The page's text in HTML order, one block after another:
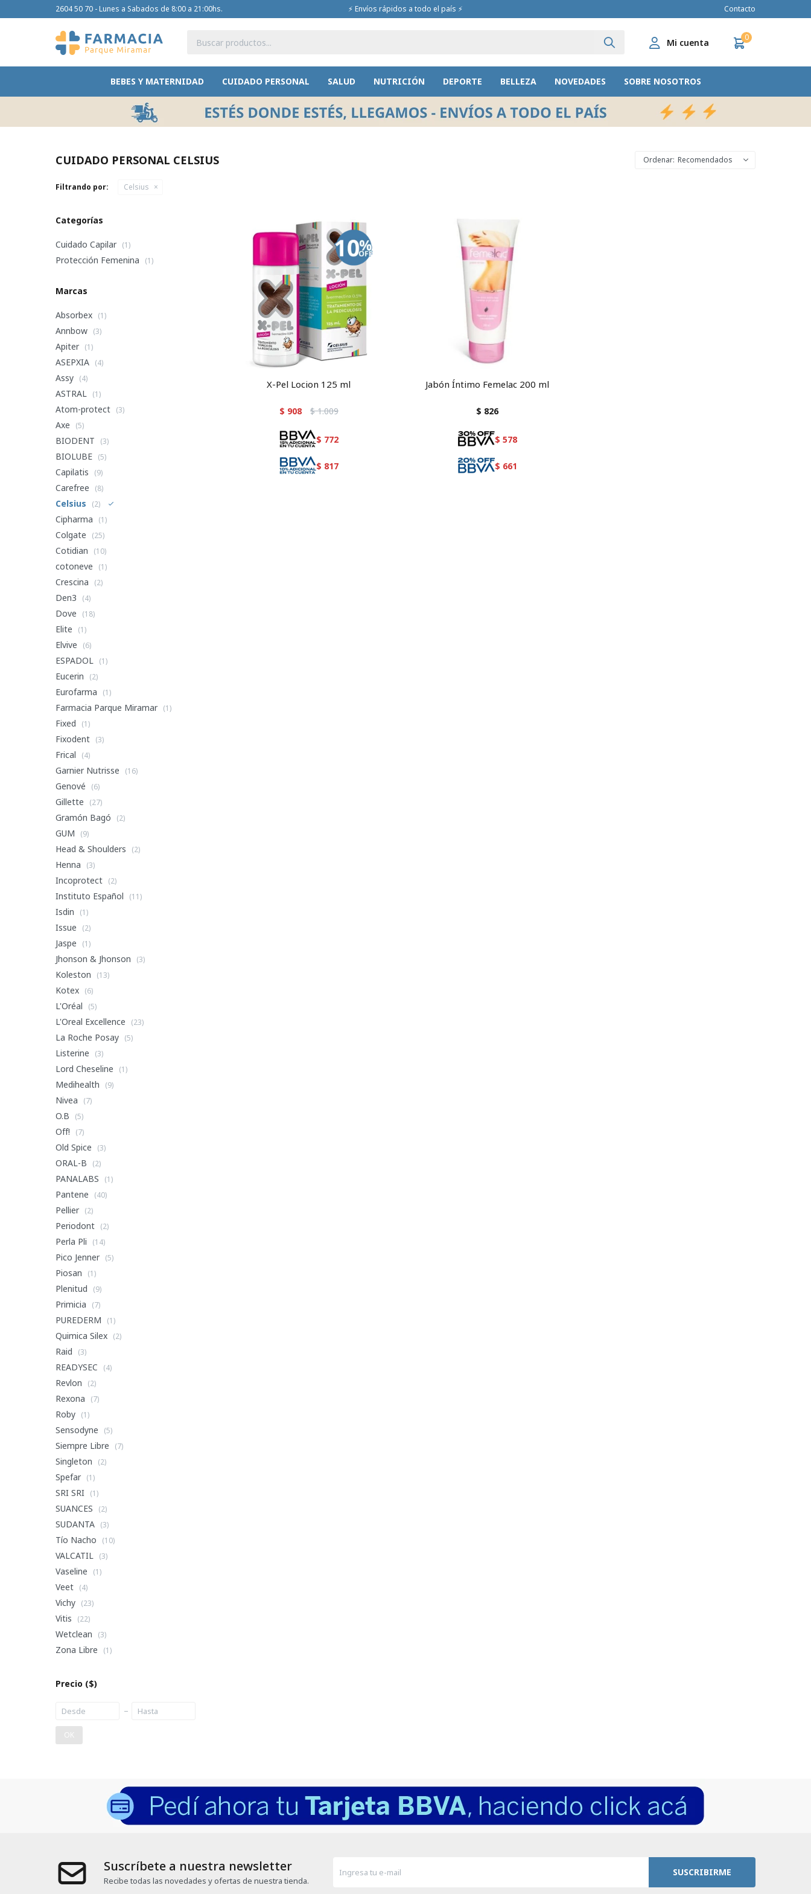
BEBES Y MATERNIDAD CUIDADO PERSONAL SALUD NUTRICIÓN DEPORTE BELLEZA NOVEDADES SOBRE NOSOTROS
0
2604 50 70 - Lunes a Sabados de 8:00 a 21:00hs. ⚡ Envíos rápidos a todo el país ⚡ Contacto
CUIDADO PERSONAL CELSIUS Recomendados
Filtrando por: Celsius
X-Pel Locion 125 ml
$ 908 $ 1.009
$ 772
$ 817
Jabón Íntimo Femelac 200 ml
$ 826
$ 578
$ 661
Categorías
Cuidado Capilar (1)
Protección Femenina (1)
Marcas
Absorbex (1)
Annbow (3)
Apiter (1)
ASEPXIA (4)
Assy (4)
ASTRAL (1)
Atom-protect (3)
Axe (5)
BIODENT (3)
BIOLUBE (5)
Capilatis (9)
Carefree (8)
Celsius (2)
Cipharma (1)
Colgate (25)
Cotidian (10)
cotoneve (1)
Crescina (2)
Den3 (4)
Dove (18)
Elite (1)
Elvive (6)
ESPADOL (1)
Eucerin (2)
Eurofarma (1)
Farmacia Parque Miramar (1)
Fixed (1)
Fixodent (3)
Frical (4)
Garnier Nutrisse (16)
Genové (6)
Gillette (27)
Gramón Bagó (2)
GUM (9)
Head & Shoulders (2)
Henna (3)
Incoprotect (2)
Instituto Español (11)
Isdin (1)
Issue (2)
Jaspe (1)
Jhonson & Jhonson (3)
Koleston (13)
Kotex (6)
L'Oréal (5)
L'Oreal Excellence (23)
La Roche Posay (5)
Listerine (3)
Lord Cheseline (1)
Medihealth (9)
Nivea (7)
O.B (5)
Off! (7)
Old Spice (3)
ORAL-B (2)
PANALABS (1)
Pantene (40)
Pellier (2)
Periodont (2)
Perla Pli (14)
Pico Jenner (5)
Piosan (1)
Plenitud (9)
Primicia (7)
PUREDERM (1)
Quimica Silex (2)
Raid (3)
READYSEC (4)
Revlon (2)
Rexona (7)
Roby (1)
Sensodyne (5)
Siempre Libre (7)
Singleton (2)
Spefar (1)
SRI SRI (1)
SUANCES (2)
SUDANTA (3)
Tío Nacho (10)
VALCATIL (3)
Vaseline (1)
Veet (4)
Vichy (23)
Vitis (22)
Wetclean (3)
Zona Libre (1)
Precio ($)
OK
Suscríbete a nuestra newsletter
Recibe todas las novedades y ofertas de nuestra tienda.
SUSCRIBIRME